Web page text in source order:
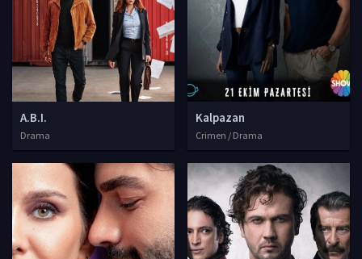
A.B.I.
Drama
Kalpazan
Crimen / Drama